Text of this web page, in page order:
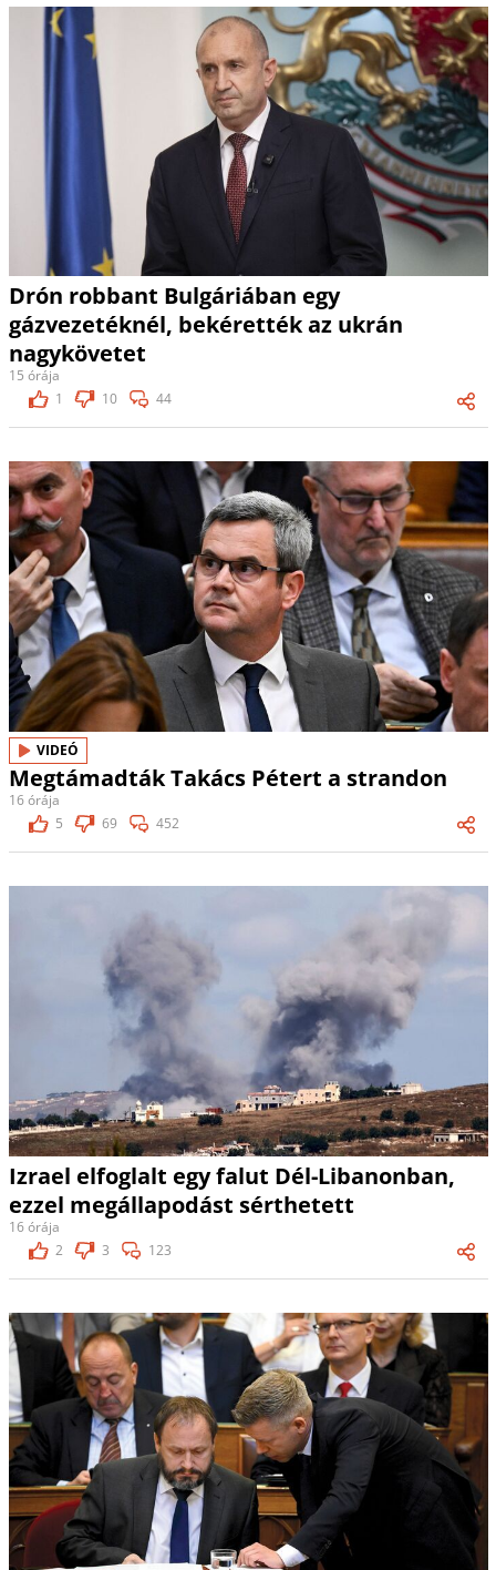
Drón robbant Bulgáriában egy
gázvezetéknél, bekérették az ukrán
nagykövetet
15 órája
1
10 44
VIDEÓ
Megtámadták Takács Pétert a strandon
16 órája
5
69 452
Izrael elfoglalt egy falut Dél-Libanonban,
ezzel megállapodást sérthetett
16 órája
2
3 123